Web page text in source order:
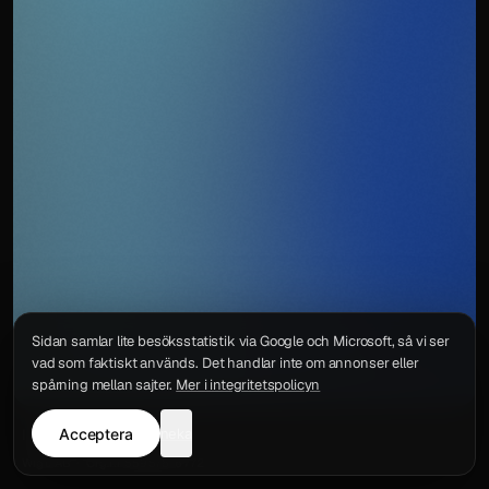
IntegritetspolicyKontakt
Sidan samlar lite besöksstatistik via Google och Microsoft, så vi ser
vad som faktiskt används. Det handlar inte om annonser eller
spårning mellan sajter. Mer i integritetspolicyn
Acceptera neka